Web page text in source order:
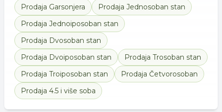
Prodaja Garsonjera Prodaja Jednosoban stan
Prodaja Jednoiposoban stan
Prodaja Dvosoban stan
Prodaja Dvoiposoban stan Prodaja Trosoban stan
Prodaja Troiposoban stan Prodaja Četvorosoban
Prodaja 4.5 i više soba